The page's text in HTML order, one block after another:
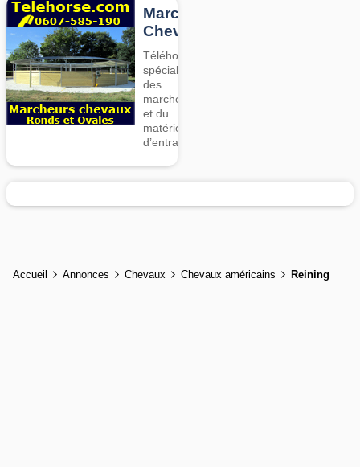
Marcheurs
Chevaux
Téléhorse,
spécialiste
des
marcheurs
et du
matériel
d’entrainement
Accueil Annonces Chevaux Chevaux américains Reining